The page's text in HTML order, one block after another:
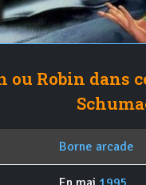
ou Robin dans
Borne arcade